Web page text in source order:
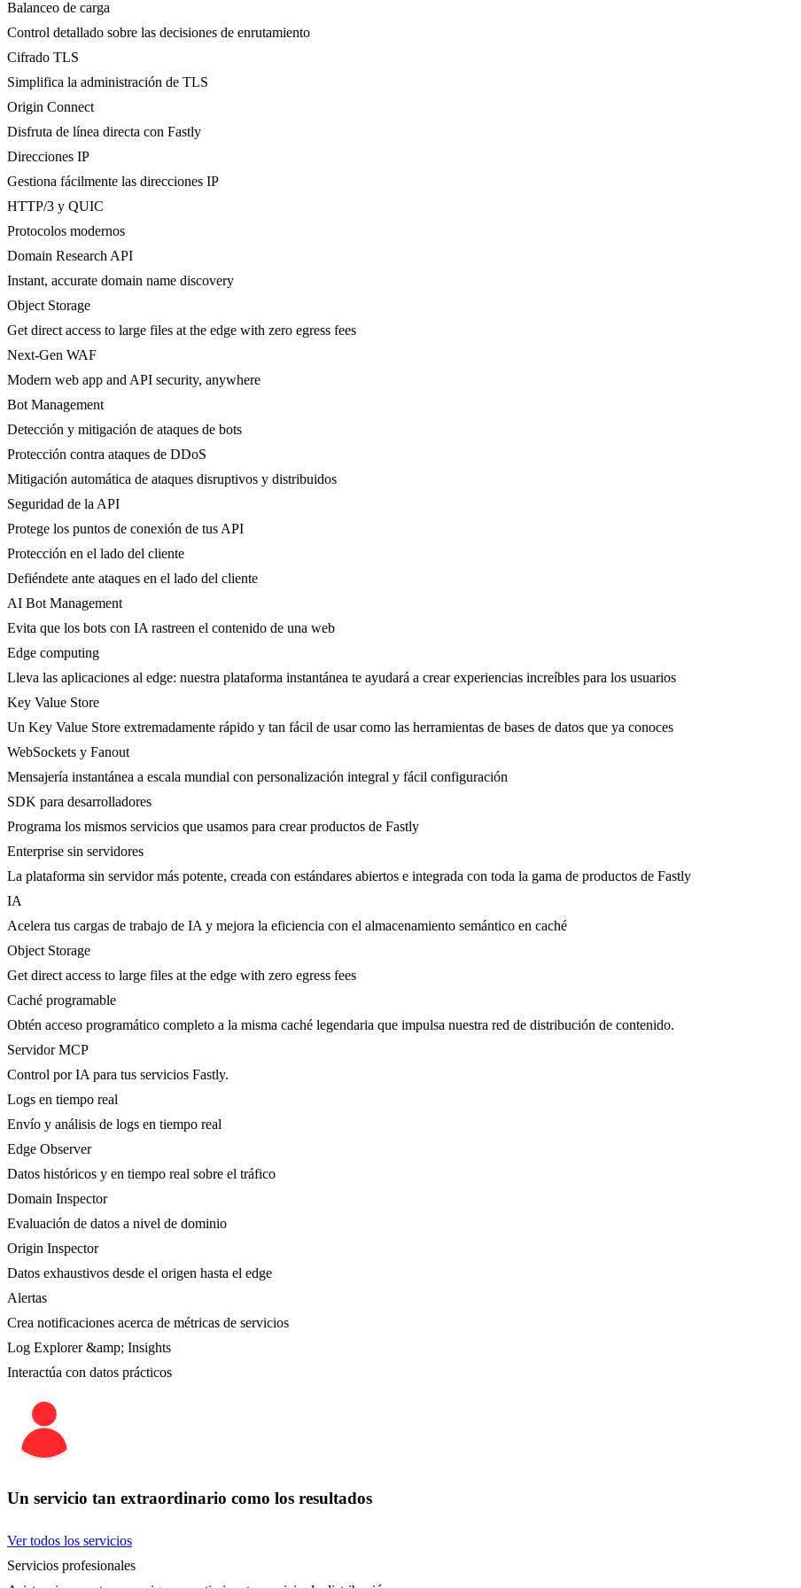
Balanceo de carga
Control detallado sobre las decisiones de enrutamiento
Cifrado TLS
Simplifica la administración de TLS
Origin Connect
Disfruta de línea directa con Fastly
Direcciones IP
Gestiona fácilmente las direcciones IP
HTTP/3 y QUIC
Protocolos modernos
Domain Research API
Instant, accurate domain name discovery
Object Storage
Get direct access to large files at the edge with zero egress fees
Next-Gen WAF
Modern web app and API security, anywhere
Bot Management
Detección y mitigación de ataques de bots
Protección contra ataques de DDoS
Mitigación automática de ataques disruptivos y distribuidos
Seguridad de la API
Protege los puntos de conexión de tus API
Protección en el lado del cliente
Defiéndete ante ataques en el lado del cliente
AI Bot Management
Evita que los bots con IA rastreen el contenido de una web
Edge computing
Lleva las aplicaciones al edge: nuestra plataforma instantánea te ayudará a crear experiencias increíbles para los usuarios
Key Value Store
Un Key Value Store extremadamente rápido y tan fácil de usar como las herramientas de bases de datos que ya conoces
WebSockets y Fanout
Mensajería instantánea a escala mundial con personalización integral y fácil configuración
SDK para desarrolladores
Programa los mismos servicios que usamos para crear productos de Fastly
Enterprise sin servidores
La plataforma sin servidor más potente, creada con estándares abiertos e integrada con toda la gama de productos de Fastly
IA
Acelera tus cargas de trabajo de IA y mejora la eficiencia con el almacenamiento semántico en caché
Object Storage
Get direct access to large files at the edge with zero egress fees
Caché programable
Obtén acceso programático completo a la misma caché legendaria que impulsa nuestra red de distribución de contenido.
Servidor MCP
Control por IA para tus servicios Fastly.
Logs en tiempo real
Envío y análisis de logs en tiempo real
Edge Observer
Datos históricos y en tiempo real sobre el tráfico
Domain Inspector
Evaluación de datos a nivel de dominio
Origin Inspector
Datos exhaustivos desde el origen hasta el edge
Alertas
Crea notificaciones acerca de métricas de servicios
Log Explorer &amp; Insights
Interactúa con datos prácticos
Un servicio tan extraordinario como los resultados
Ver todos los servicios
Servicios profesionales